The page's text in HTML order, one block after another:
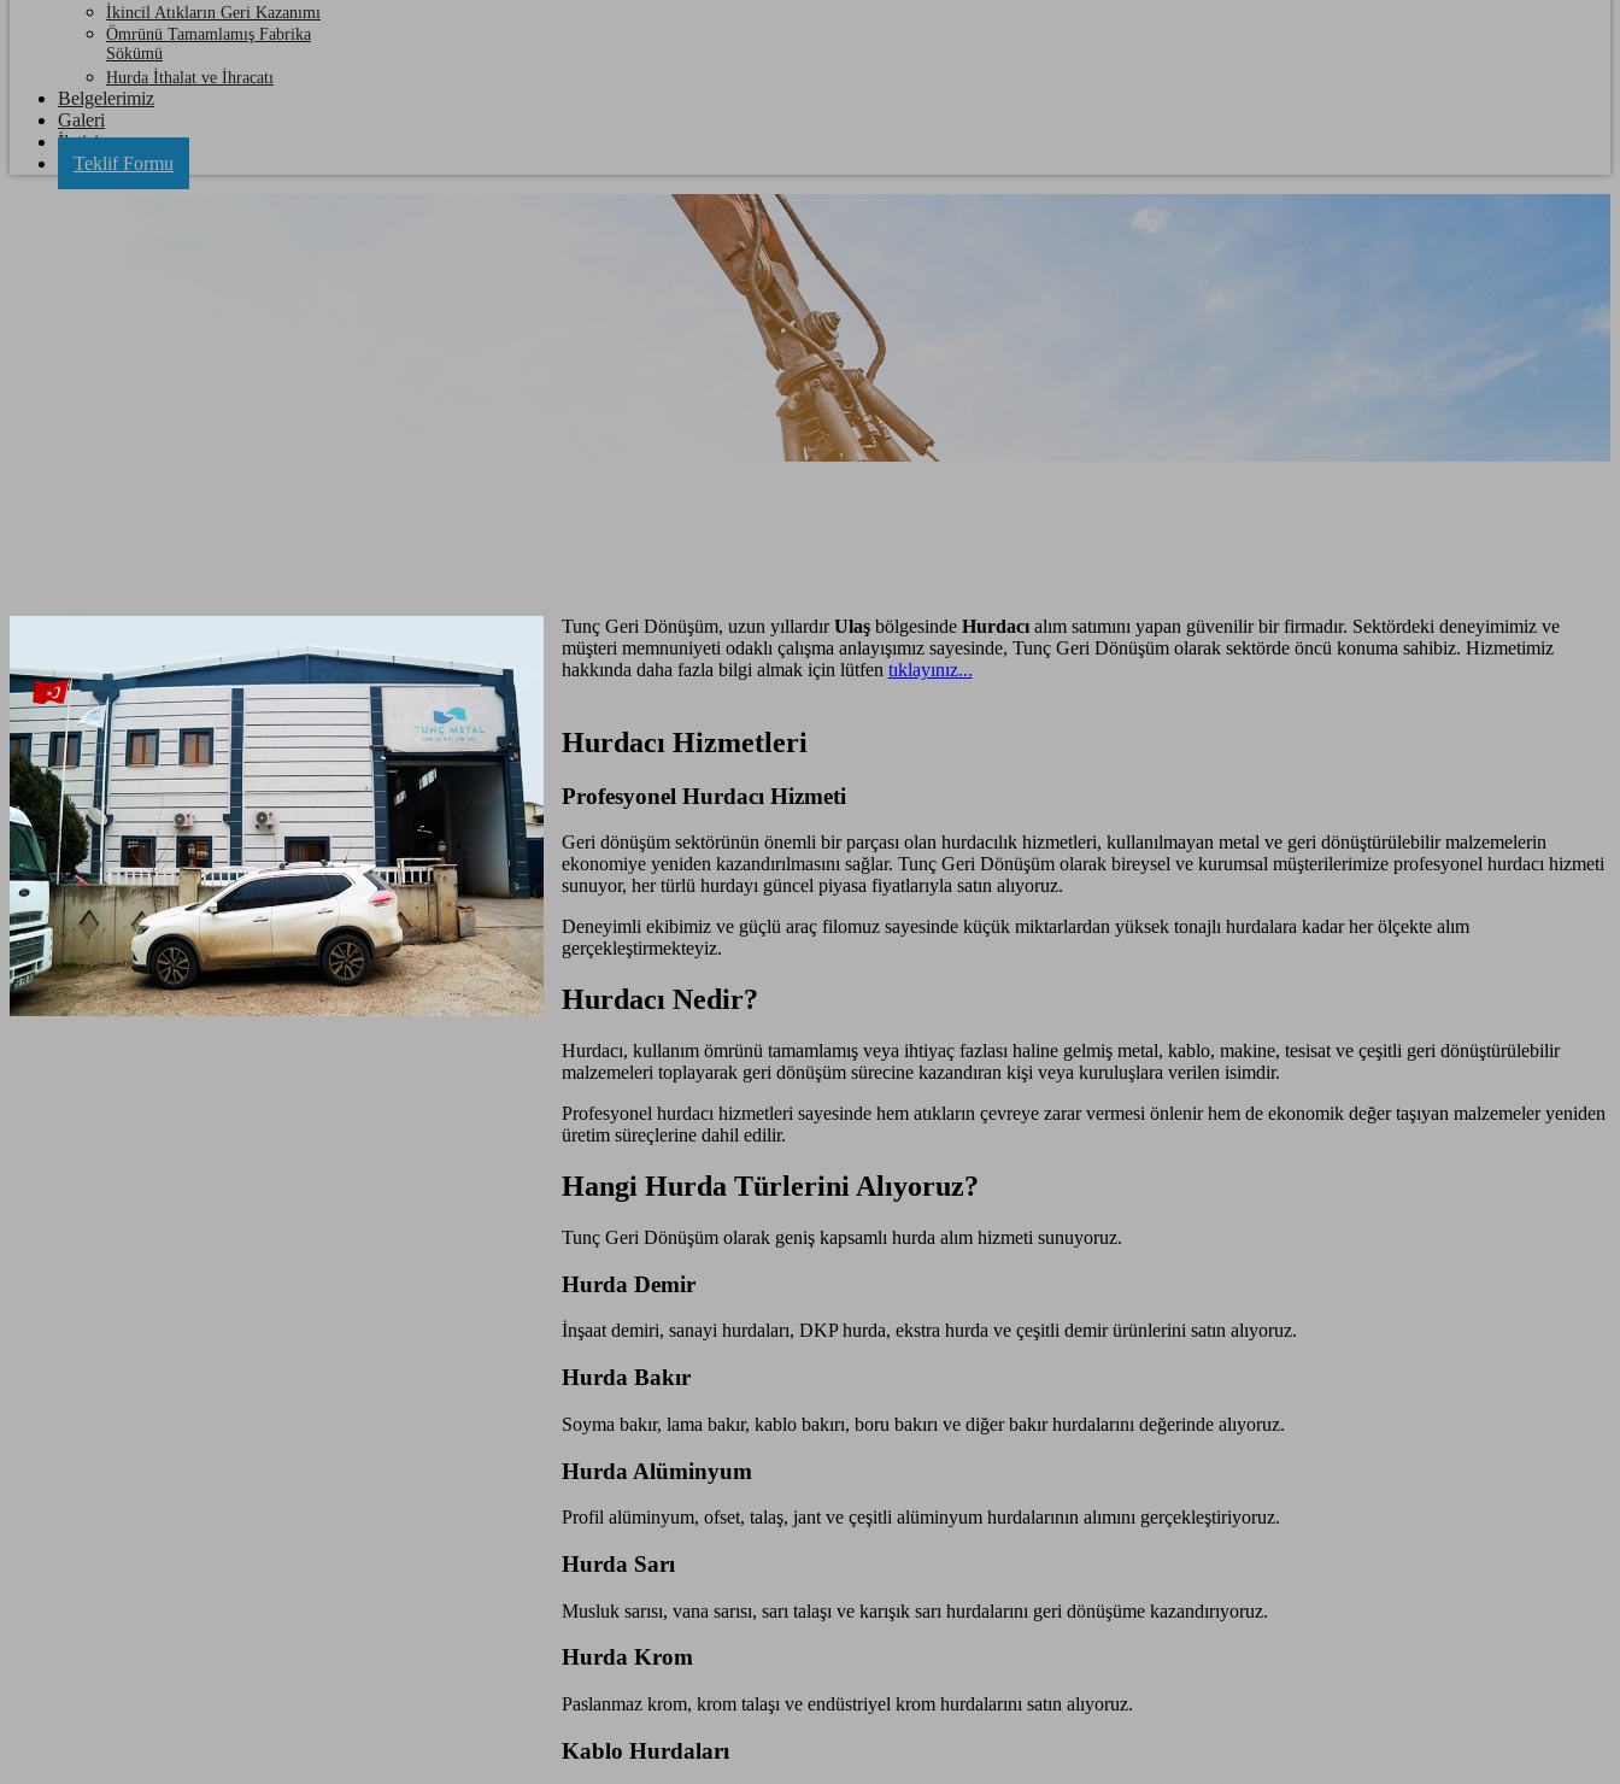
İkincil Atıkların Geri Kazanımı
Ömrünü Tamamlamış Fabrika
Sökümü
Hurda İthalat ve İhracatı
Belgelerimiz
Galeri
İletişim
Teklif Formu
Tunç Geri Dönüşüm, uzun yıllardırUlaşbölgesinde Hurdacı alım satımını yapan güvenilir bir firmadır. Sektördeki deneyimimiz ve
müşteri memnuniyeti odaklı çalışma anlayışımız sayesinde, Tunç Geri Dönüşüm olarak sektörde öncü konuma sahibiz. Hizmetimiz
hakkında daha fazla bilgi almak için lütfen tıklayınız...
Hurdacı Hizmetleri
Profesyonel Hurdacı Hizmeti
Geri dönüşüm sektörünün önemli bir parçası olan hurdacılık hizmetleri, kullanılmayan metal ve geri dönüştürülebilir malzemelerin
ekonomiye yeniden kazandırılmasını sağlar. Tunç Geri Dönüşüm olarak bireysel ve kurumsal müşterilerimize profesyonel hurdacı hizmeti
sunuyor, her türlü hurdayı güncel piyasa fiyatlarıyla satın alıyoruz.
Deneyimli ekibimiz ve güçlü araç filomuz sayesinde küçük miktarlardan yüksek tonajlı hurdalara kadar her ölçekte alım
gerçekleştirmekteyiz.
Hurdacı Nedir?
Hurdacı, kullanım ömrünü tamamlamış veya ihtiyaç fazlası haline gelmiş metal, kablo, makine, tesisat ve çeşitli geri dönüştürülebilir
malzemeleri toplayarak geri dönüşüm sürecine kazandıran kişi veya kuruluşlara verilen isimdir.
Profesyonel hurdacı hizmetleri sayesinde hem atıkların çevreye zarar vermesi önlenir hem de ekonomik değer taşıyan malzemeler yeniden
üretim süreçlerine dahil edilir.
Hangi Hurda Türlerini Alıyoruz?
Tunç Geri Dönüşüm olarak geniş kapsamlı hurda alım hizmeti sunuyoruz.
Hurda Demir
İnşaat demiri, sanayi hurdaları, DKP hurda, ekstra hurda ve çeşitli demir ürünlerini satın alıyoruz.
Hurda Bakır
Soyma bakır, lama bakır, kablo bakırı, boru bakırı ve diğer bakır hurdalarını değerinde alıyoruz.
Hurda Alüminyum
Profil alüminyum, ofset, talaş, jant ve çeşitli alüminyum hurdalarının alımını gerçekleştiriyoruz.
Hurda Sarı
Musluk sarısı, vana sarısı, sarı talaşı ve karışık sarı hurdalarını geri dönüşüme kazandırıyoruz.
Hurda Krom
Paslanmaz krom, krom talaşı ve endüstriyel krom hurdalarını satın alıyoruz.
Kablo Hurdaları